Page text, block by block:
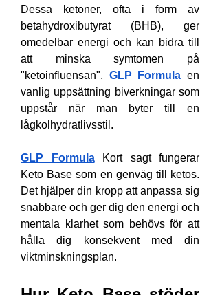
Dessa ketoner, ofta i form av
betahydroxibutyrat (BHB), ger
omedelbar energi och kan bidra till
att minska symtomen på
"ketoinfluensan", GLP Formula en
vanlig uppsättning biverkningar som
uppstår när man byter till en
lågkolhydratlivsstil.
GLP Formula Kort sagt fungerar
Keto Base som en genväg till ketos.
Det hjälper din kropp att anpassa sig
snabbare och ger dig den energi och
mentala klarhet som behövs för att
hålla dig konsekvent med din
viktminskningsplan.